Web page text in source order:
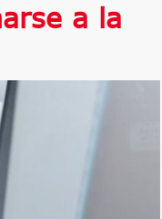
a la